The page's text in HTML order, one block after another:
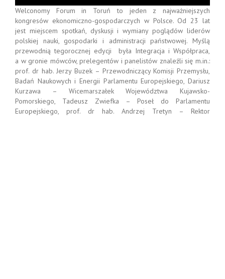
Welconomy Forum in Toruń to jeden z najważniejszych
kongresów ekonomiczno-gospodarczych w Polsce. Od 23 lat
jest miejscem spotkań, dyskusji i wymiany poglądów liderów
polskiej nauki, gospodarki i administracji państwowej. Myślą
przewodnią tegorocznej edycji była Integracja i Współpraca,
a w gronie mówców, prelegentów i panelistów znaleźli się m.in.:
prof. dr hab. Jerzy Buzek – Przewodniczący Komisji Przemysłu,
Badań Naukowych i Energii Parlamentu Europejskiego, Dariusz
Kurzawa – Wicemarszałek Województwa Kujawsko-
Pomorskiego, Tadeusz Zwiefka – Poseł do Parlamentu
Europejskiego, prof. dr hab. Andrzej Tretyn – Rektor